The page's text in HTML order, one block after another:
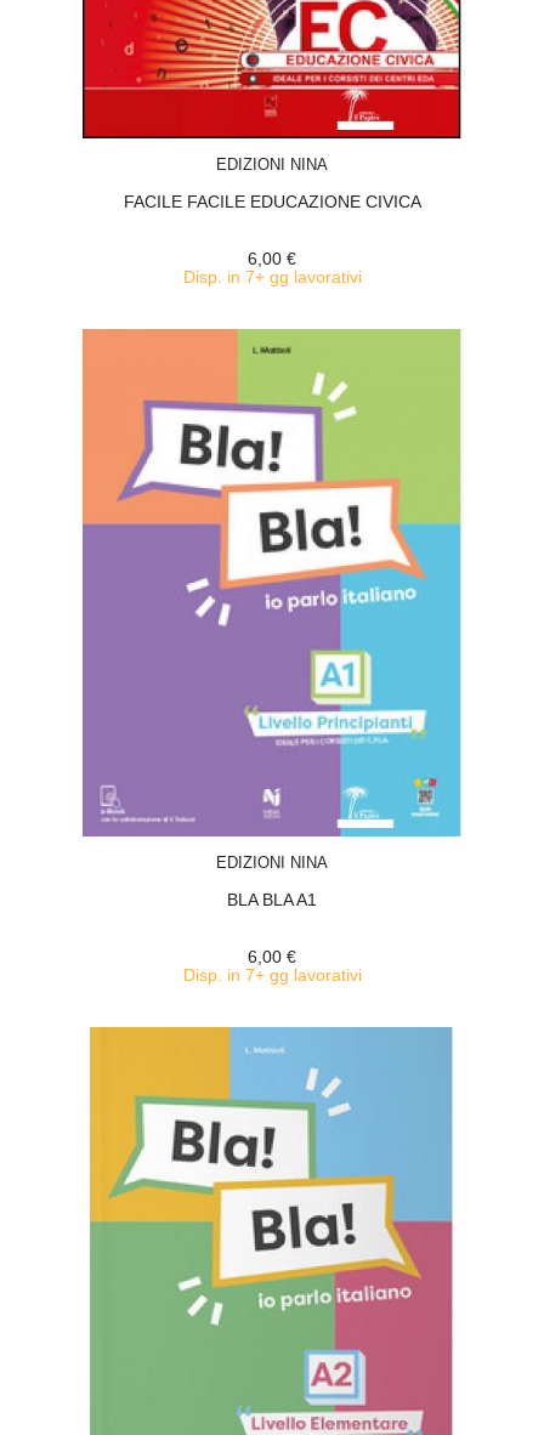
EDIZIONI NINA
FACILE FACILE EDUCAZIONE CIVICA
6,00 €
Disp. in 7+ gg lavorativi
EDIZIONI NINA
BLA BLA A1
6,00 €
Disp. in 7+ gg lavorativi